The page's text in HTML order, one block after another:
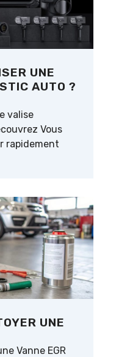
UNE
AUTO ?
valise
Vous
rapidement
UNE
Vanne EGR